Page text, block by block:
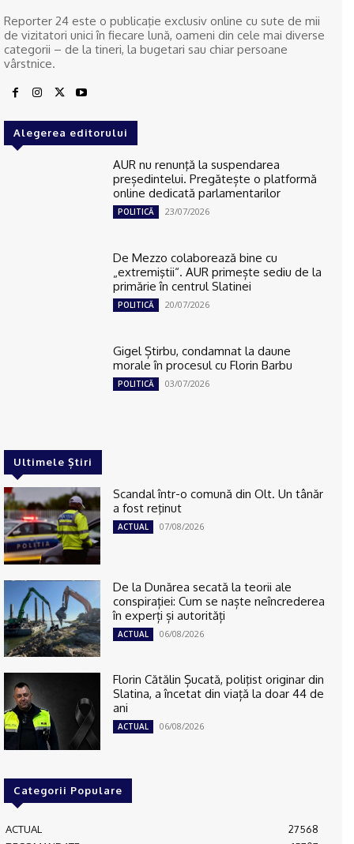
Reporter 24 este o publicaţie exclusiv online cu sute de mii
de vizitatori unici în fiecare lună, oameni din cele mai diverse
categorii – de la tineri, la bugetari sau chiar persoane
vârstnice.
Alegerea editorului
AUR nu renunţă la suspendarea
președintelui. Pregătește o platformă
online dedicată parlamentarilor
POLITICĂ 23/07/2026
De Mezzo colaborează bine cu
„extremiştii“. AUR primește sediu de la
primărie în centrul Slatinei
POLITICĂ 20/07/2026
Gigel Știrbu, condamnat la daune
morale în procesul cu Florin Barbu
POLITICĂ 03/07/2026
Ultimele Știri
Scandal într-o comună din Olt. Un tânăr
a fost reţinut
ACTUAL 07/08/2026
De la Dunărea secată la teorii ale
conspirației: Cum se naște neîncrederea
în experți și autorități
ACTUAL 06/08/2026
Florin Cătălin Șucată, poliţist originar din
Slatina, a încetat din viață la doar 44 de
ani
ACTUAL 06/08/2026
Categorii Populare
ACTUAL
27568